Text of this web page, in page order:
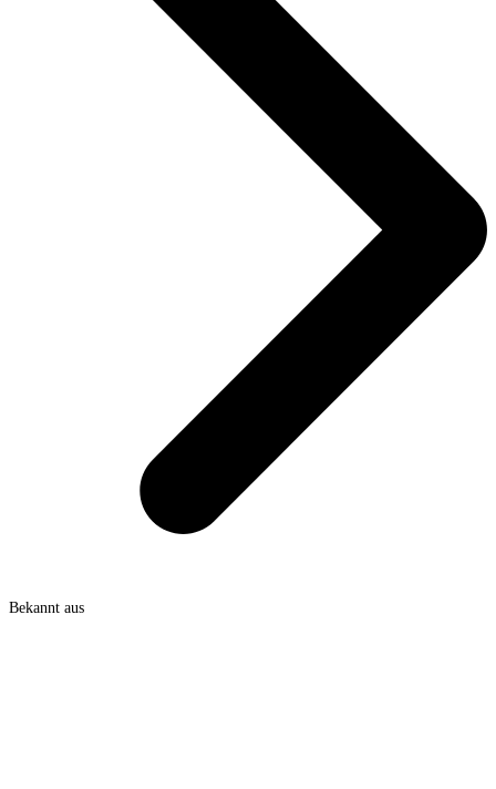
Bekannt aus